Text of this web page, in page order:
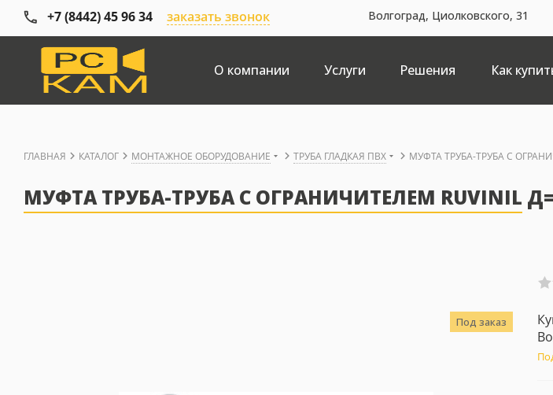
+7 (8442) 45 96 34 заказать звонок Волгоград, Циолковского, 31
О компании Услуги Решения Как
ГЛАВНАЯ КАТАЛОГ МОНТАЖНОЕ ОБОРУДОВАНИЕ ТРУБА ГЛАДКАЯ ПВХ МУФТА ТРУБА-ТРУБА С
МУФТА ТРУБА-ТРУБА С ОГРАНИЧИТЕЛЕМ RUVINIL
Под заказ